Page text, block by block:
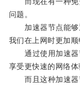
问题。
加速器节点能够
我们在上网时更加顺
通过使用加速器
享受更快速的网络体
而且这种加速器